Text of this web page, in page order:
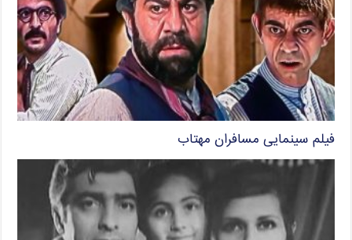
فیلم سینمایی مسافران مهتاب